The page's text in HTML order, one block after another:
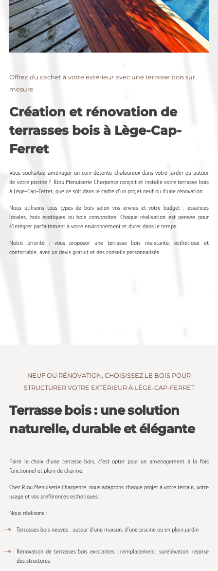
Offrez du cachet à votre extérieur avec une terrasse bois sur
mesure
Création et rénovation de
terrasses bois à Lège-Cap-
Ferret
Vous souhaitez aménager un coin détente chaleureux dans votre jardin ou autour
de votre piscine ? Riou Menuiserie Charpente conçoit et installe votre terrasse bois
à Lège-Cap-Ferret, que ce soit dans le cadre d’un projet neuf ou d’une rénovation.
Nous utilisons tous types de bois selon vos envies et votre budget : essences
locales, bois exotiques ou bois composites. Chaque réalisation est pensée pour
s’intégrer parfaitement à votre environnement et durer dans le temps.
Notre priorité : vous proposer une terrasse bois résistante, esthétique et
confortable, avec un devis gratuit et des conseils personnalisés.
NEUF OU RÉNOVATION, CHOISISSEZ LE BOIS POUR
STRUCTURER VOTRE EXTÉRIEUR À LÈGE-CAP-FERRET
Terrasse bois : une solution
naturelle, durable et élégante
Faire le choix d’une terrasse bois, c’est opter pour un aménagement à la fois
fonctionnel et plein de charme.
Chez Riou Menuiserie Charpente, nous adaptons chaque projet à votre terrain, votre
usage et vos préférences esthétiques.
Nous réalisons :
Terrasses bois neuves : autour d’une maison, d’une piscine ou en plein jardin
Rénovation de terrasses bois existantes : remplacement, surélévation, reprise
des structures